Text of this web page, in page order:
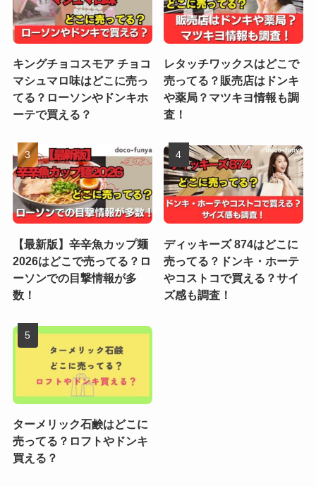
キングチョコスモア チョコ
マシュマロ味はどこに売っ
てる？ローソンやドンキホ
ーテで買える？
レタッチワックスはどこで
売ってる？販売店はドンキ
や薬局？マツキヨ情報も調
査！
【最新版】辛辛魚カップ麺
2026はどこで売ってる？ロ
ーソンでの目撃情報が多
数！
ディッキーズ 874はどこに
売ってる？ドンキ・ホーテ
やコストコで買える？サイ
ズ感も調査！
ターメリック石鹸はどこに
売ってる？ロフトやドンキ
買える？